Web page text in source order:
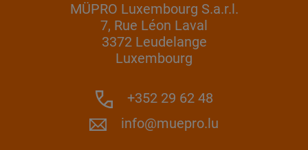
MÜPRO Luxembourg S.a.r.l.
7, Rue Léon Laval
3372 Leudelange
Luxembourg
+352 29 62 48
info@muepro.lu